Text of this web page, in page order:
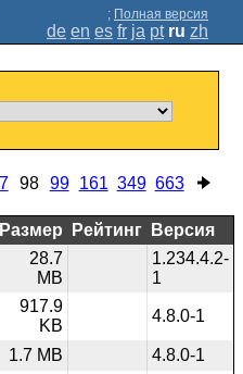
; Полная версия
de en es fr ja pt ru zh
98 99 161 349 663
Размер Рейтинг Версия
28.7
MB
1.234.4.2-
1
917.9
KB
4.8.0-1
1.7 MB 4.8.0-1